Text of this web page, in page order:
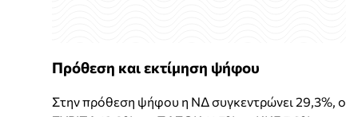
Πρόθεση και εκτίμηση ψήφου
Στην πρόθεση ψήφου η ΝΔ συγκεντρώνει 29,3%, ο